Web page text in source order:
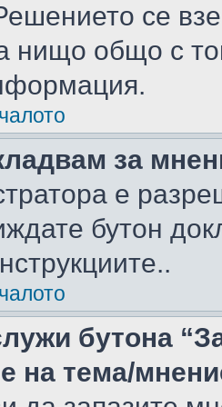
се
нищо общо с
за
е
бутон
бутона
на тема/